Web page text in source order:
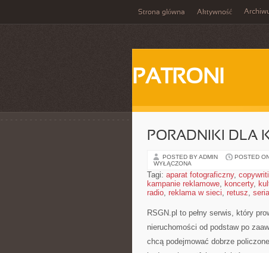
Strona główna Aktywność
PATRONI
PORADNIKI DLA
POSTED BY ADMIN POSTED
WYŁĄCZONA
Tagi: aparat fotograficzny,
kampanie reklamowe, koncerty,
radio, reklama w sieci, retusz,
RSGN.pl to pełny serwis, który
nieruchomości od podstaw po
chcą podejmować dobrze